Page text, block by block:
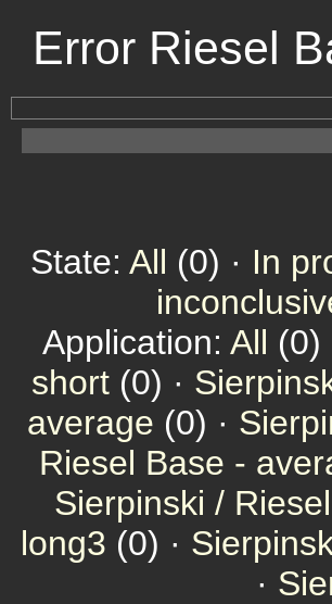
Error Riesel
State: All (0) · In
Application: All (0)
short (0) ·
average (0) ·
Riesel Base -
Sierpinski /
long3 (0) ·
·